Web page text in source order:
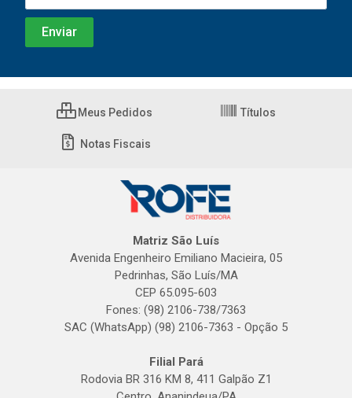
Meus Pedidos Títulos
Notas Fiscais
Matriz São Luís
Avenida Engenheiro Emiliano Macieira, 05
Pedrinhas, São Luís/MA
CEP 65.095-603
Fones: (98) 2106-738/7363
SAC (WhatsApp) (98) 2106-7363 - Opção 5
Filial Pará
Rodovia BR 316 KM 8, 411 Galpão Z1